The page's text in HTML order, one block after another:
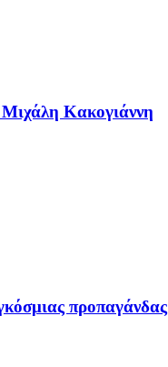
Κακογιάννη
προπαγάνδας